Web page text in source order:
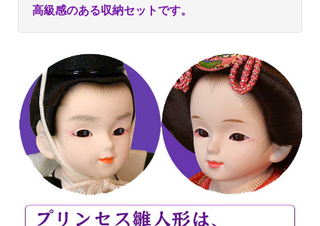
高級感のある収納セットです。